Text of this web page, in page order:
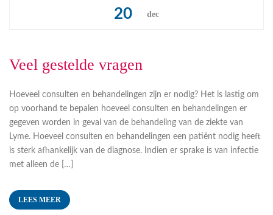
20 dec
Veel gestelde vragen
Hoeveel consulten en behandelingen zijn er nodig? Het is lastig om
op voorhand te bepalen hoeveel consulten en behandelingen er
gegeven worden in geval van de behandeling van de ziekte van
Lyme. Hoeveel consulten en behandelingen een patiënt nodig heeft
is sterk afhankelijk van de diagnose. Indien er sprake is van infectie
met alleen de […]
LEES MEER